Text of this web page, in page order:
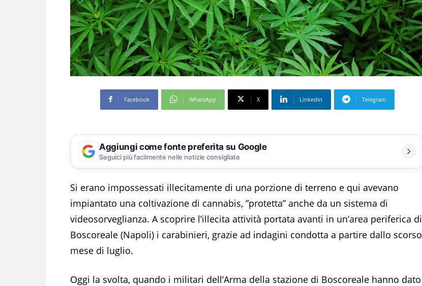
Facebook WhatsApp X Linkedin Telegram
Aggiungi come fonte preferita su Google
Seguici più facilmente nelle notizie consigliate
Si erano impossessati illecitamente di una porzione di terreno e qui avevano
impiantato una coltivazione di cannabis, ”protetta” anche da un sistema di
videosorveglianza. A scoprire l’illecita attività portata avanti in un’area periferica di
Boscoreale (Napoli) i carabinieri, grazie ad indagini condotta a partire dallo scorso
mese di luglio.
Oggi la svolta, quando i militari dell’Arma della stazione di Boscoreale hanno dato